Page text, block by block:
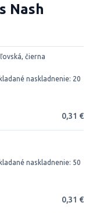
Nash
čierna
naskladnenie: 20
0,31 €
naskladnenie: 50
0,31 €